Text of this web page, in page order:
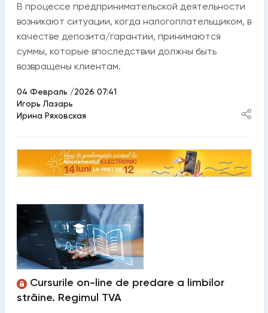
В процессе предпринимательской деятельности
возникают ситуации, когда налогоплательщиком, в
качестве депозита/гарантии, принимаются
суммы, которые впоследствии должны быть
возвращены клиентам.
04 Февраль /2026 07:41
Игорь Лазарь
Ирина Ряховская
Cursurile on-line de predare a limbilor
străine. Regimul TVA